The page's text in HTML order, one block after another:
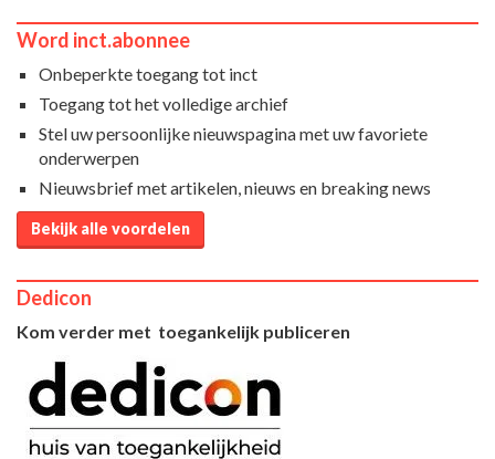
Word inct.abonnee
Onbeperkte toegang tot inct
Toegang tot het volledige archief
Stel uw persoonlijke nieuwspagina met uw favoriete
onderwerpen
Nieuwsbrief met artikelen, nieuws en breaking news
Bekijk alle voordelen
Dedicon
Kom verder met toegankelijk publiceren